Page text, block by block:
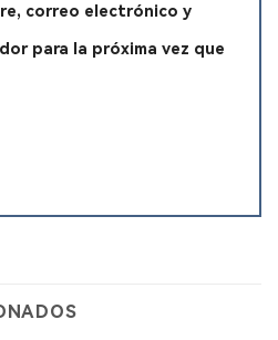
correo electrónico y
para la próxima vez que